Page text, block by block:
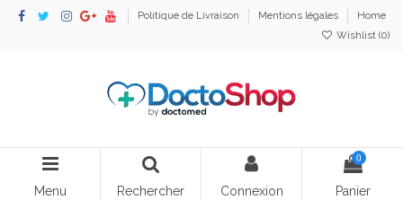
Politique de Livraison Mentions légales
Home
Wishlist (0)
Menu Rechercher Connexion
0
Panier